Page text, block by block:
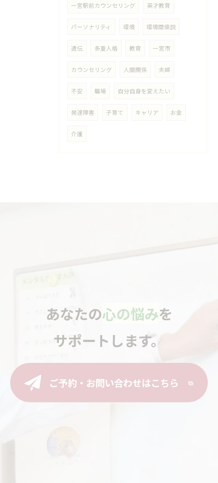
一宮駅前カウンセリング 英才教育
パーソナリティ 環境 環境閾値説
遺伝 多重人格 教育 一宮市
カウンセリング 人間関係 夫婦
不安 職場 自分自身を変えたい
発達障害 子育て キャリア お金
介護
あなたの心の悩みを
サポートします。
ご予約・お問い合わせはこちら